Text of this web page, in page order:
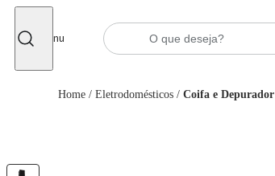
Menu
Home / Eletrodomésticos / Coifa e Depurador